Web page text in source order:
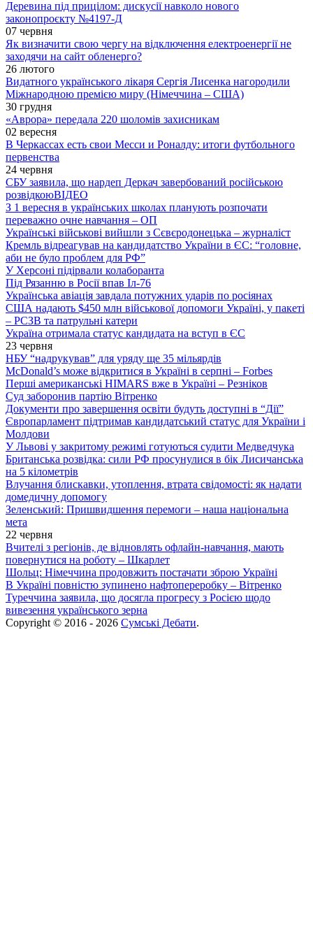
Деревина під прицілом: дискусії навколо нового
законопроєкту №4197-Д
07 червня
Як визначити свою чергу на відключення електроенергії не
заходячи на сайт обленерго?
26 лютого
Видатного українського лікаря Сергія Лисенка нагородили
Міжнародною премією миру (Німеччина – США)
30 грудня
«Аврора» передала 220 шоломів захисникам
02 вересня
В Черкассах есть свои Месси и Роналду: итоги футбольного
первенства
24 червня
СБУ заявила, що нардеп Деркач завербований російською
розвідкоюВІДЕО
З 1 вересня в українських школах планують розпочати
переважно очне навчання – ОП
Українські військові вийшли з Сєвєродонецька – журналіст
Кремль відреагував на кандидатство України в ЄС: “головне,
аби не було проблем для РФ”
У Херсоні підірвали колаборанта
Під Рязанню в Росії впав Іл-76
Українська авіація завдала потужних ударів по росіянах
США надають $450 млн військової допомоги Україні, у пакеті
– РСЗВ та патрульні катери
Україна отримала статус кандидата на вступ в ЄС
23 червня
НБУ “надрукував” для уряду ще 35 мільярдів
McDonald’s може відкритися в Україні в серпні – Forbes
Перші американські HIMARS вже в Україні – Резніков
Суд заборонив партію Вітренко
Документи про завершення освіти будуть доступні в “Дії”
Європарламент підтримав кандидатський статус для України і
Молдови
У Львові у закритому режимі готуються судити Медведчука
Британська розвідка: сили РФ просунулися в бік Лисичанська
на 5 кілометрів
Влучання блискавки, утоплення, втрата свідомості: як надати
домедичну допомогу
Зеленський: Пришвидшення перемоги – наша національна
мета
22 червня
Вчителі з регіонів, де відновлять офлайн-навчання, мають
повернутися на роботу – Шкарлет
Шольц: Німеччина продовжить постачати зброю Україні
В Україні повністю зупинено нафтопереробку – Вітренко
Туреччина заявила, що досягла прогресу з Росією щодо
вивезення українського зерна
Copyright © 2016 - 2026 Сумські Дебати.